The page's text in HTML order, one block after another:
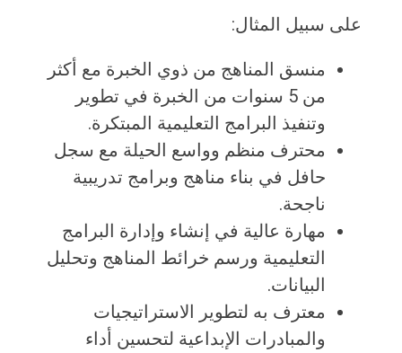
على سبيل المثال:
منسق المناهج من ذوي الخبرة مع أكثر
من 5 سنوات من الخبرة في تطوير
وتنفيذ البرامج التعليمية المبتكرة.
محترف منظم وواسع الحيلة مع سجل
حافل في بناء مناهج وبرامج تدريبية
ناجحة.
مهارة عالية في إنشاء وإدارة البرامج
التعليمية ورسم خرائط المناهج وتحليل
البيانات.
معترف به لتطوير الاستراتيجيات
والمبادرات الإبداعية لتحسين أداء